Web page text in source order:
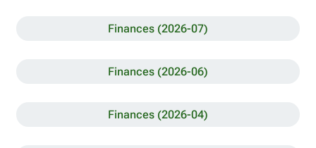
Finances (2026-07)
Finances (2026-06)
Finances (2026-04)